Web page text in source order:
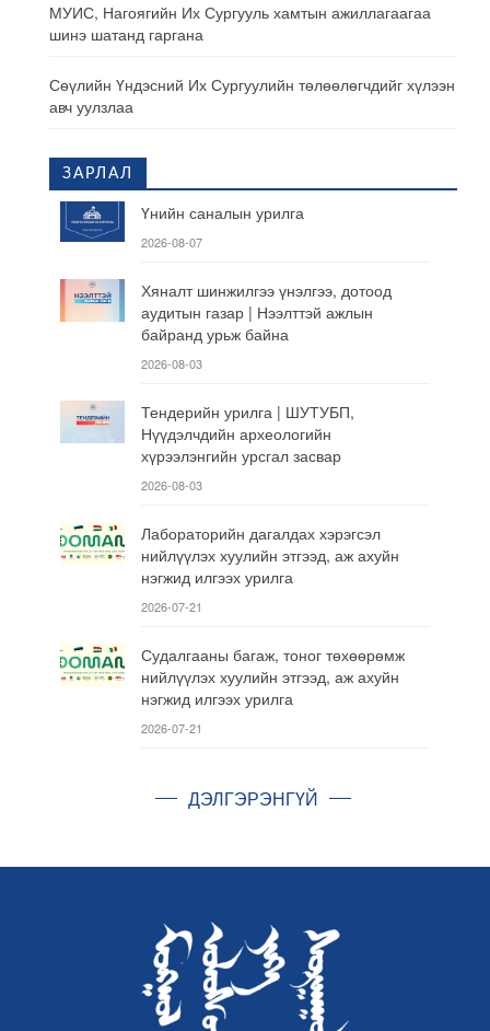
МУИС, Нагоягийн Их Сургууль хамтын ажиллагаагаа
шинэ шатанд гаргана
Сөүлийн Үндэсний Их Сургуулийн төлөөлөгчдийг хүлээн
авч уулзлаа
ЗАРЛАЛ
Үнийн саналын урилга
2026-08-07
Хяналт шинжилгээ үнэлгээ, дотоод
аудитын газар | Нээлттэй ажлын
байранд урьж байна
2026-08-03
Тендерийн урилга | ШУТУБП,
Нүүдэлчдийн археологийн
хүрээлэнгийн урсгал засвар
2026-08-03
Лабораторийн дагалдах хэрэгсэл
нийлүүлэх хуулийн этгээд, аж ахуйн
нэгжид илгээх урилга
2026-07-21
Судалгааны багаж, тоног төхөөрөмж
нийлүүлэх хуулийн этгээд, аж ахуйн
нэгжид илгээх урилга
2026-07-21
ДЭЛГЭРЭНГҮЙ